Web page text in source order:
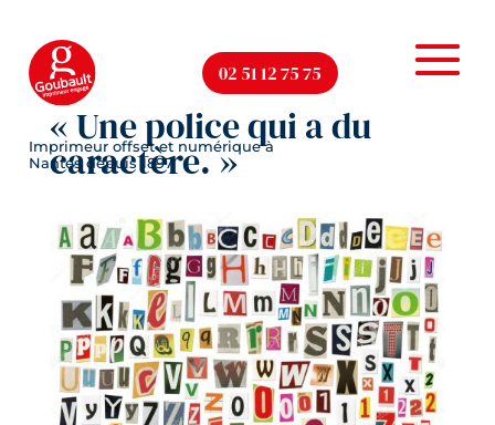
02 51 12 75 75
« Une police qui a du
caractère. »